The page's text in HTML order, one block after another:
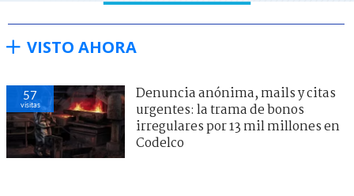
VISTO AHORA
57
visitas
Denuncia anónima, mails y citas
urgentes: la trama de bonos
irregulares por 13 mil millones en
Codelco